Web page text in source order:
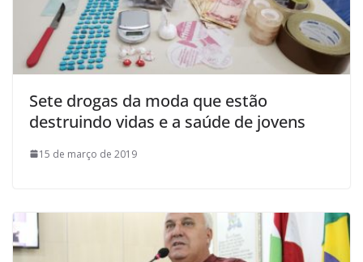
Sete drogas da moda que estão
destruindo vidas e a saúde de jovens
15 de março de 2019